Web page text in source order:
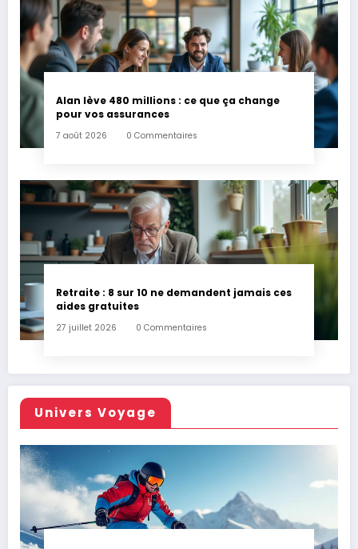
Alan lève 480 millions : ce que ça change
pour vos assurances
7 août 2026 0 Commentaires
Retraite : 8 sur 10 ne demandent jamais ces
aides gratuites
27 juillet 2026 0 Commentaires
Univers Voyage